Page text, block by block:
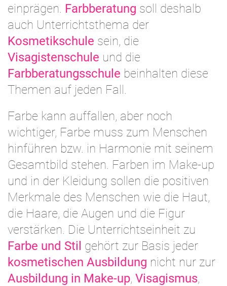
einprägen. Farbberatung soll deshalb
auch Unterrichtsthema der
Kosmetikschule sein, die
Visagistenschule und die
Farbberatungsschule beinhalten diese
Themen auf jeden Fall.
Farbe kann auffallen, aber noch
wichtiger, Farbe muss zum Menschen
hinführen bzw. in Harmonie mit seinem
Gesamtbild stehen. Farben im Make-up
und in der Kleidung sollen die positiven
Merkmale des Menschen wie die Haut,
die Haare, die Augen und die Figur
verstärken. Die Unterrichtseinheit zu
Farbe und Stil gehört zur Basis jeder
kosmetischen Ausbildung nicht nur zur
Ausbildung in Make-up, Visagismus,